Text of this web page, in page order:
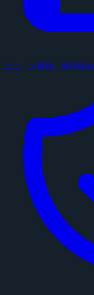
ニュース投稿・情報提供